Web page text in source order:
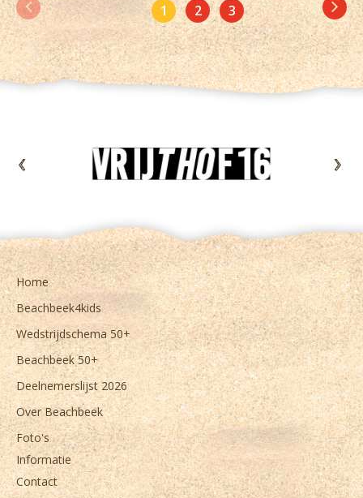
1 2 3
< >
Home
Beachbeek4kids
Wedstrijdschema 50+
Beachbeek 50+
Deelnemerslijst 2026
Over Beachbeek
Foto's
Informatie
Contact